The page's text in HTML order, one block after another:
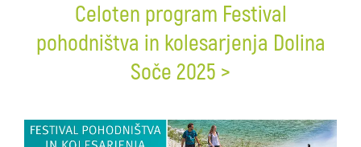
Celoten program Festival
pohodništva in kolesarjenja Dolina
Soče 2025 >